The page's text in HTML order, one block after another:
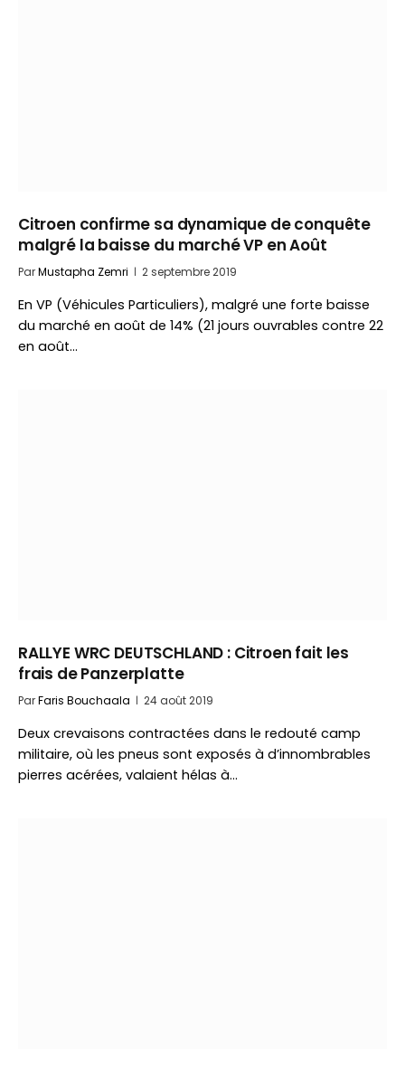
Citroen confirme sa dynamique de conquête
malgré la baisse du marché VP en Août
ParMustapha Zemri 2 septembre 2019
En VP (Véhicules Particuliers), malgré une forte baisse
du marché en août de 14% (21 jours ouvrables contre 22
en août…
RALLYE WRC DEUTSCHLAND : Citroen fait les
frais de Panzerplatte
ParFaris Bouchaala 24 août 2019
Deux crevaisons contractées dans le redouté camp
militaire, où les pneus sont exposés à d’innombrables
pierres acérées, valaient hélas à…